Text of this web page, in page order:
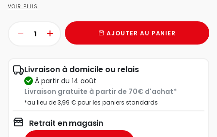
VOIR PLUS
AJOUTER AU PANIER
Livraison à domicile ou relais
à partir du 14 août
Livraison gratuite à partir de 70€ d'achat*
*au lieu de 3,99 € pour les paniers standards
Retrait en magasin